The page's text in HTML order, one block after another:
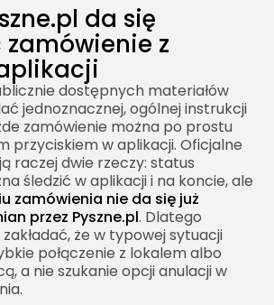
da się
z
dostępnych materiałów
jednoznacznej, ogólnej instrukcji
zamówienie można po prostu
przyciskiem w aplikacji. Oficjalne
raczej dwie rzeczy: status
śledzić w aplikacji i na koncie, ale
zamówienia nie da się już
przez Pyszne.pl. Dlatego
że w typowej sytuacji
połączenie z lokalem albo
a nie szukanie opcji anulacji w